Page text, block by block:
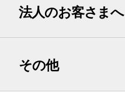
法人のお客さまへ
その他